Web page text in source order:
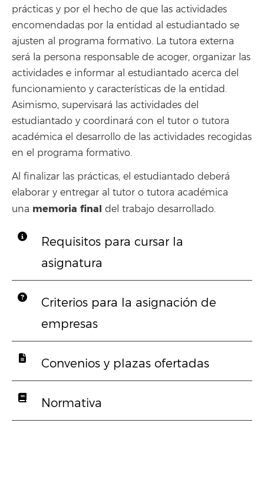
prácticas y por el hecho de que las actividades
encomendadas por la entidad al estudiantado se
ajusten al programa formativo. La tutora externa
será la persona responsable de acoger, organizar las
actividades e informar al estudiantado acerca del
funcionamiento y características de la entidad.
Asimismo, supervisará las actividades del
estudiantado y coordinará con el tutor o tutora
académica el desarrollo de las actividades recogidas
en el programa formativo.
Al finalizar las prácticas, el estudiantado deberá
elaborar y entregar al tutor o tutora académica
una memoria final del trabajo desarrollado.
Requisitos para cursar la
asignatura
Criterios para la asignación de
empresas
Convenios y plazas ofertadas
Normativa